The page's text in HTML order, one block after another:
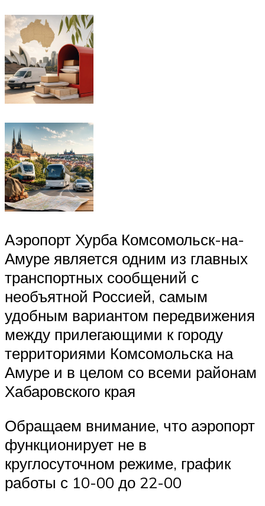
Аэропорт Хурба Комсомольск-на-
Амуре является одним из главных
транспортных сообщений с
необъятной Россией, самым
удобным вариантом передвижения
между прилегающими к городу
территориями Комсомольска на
Амуре и в целом со всеми районам
Хабаровского края
Обращаем внимание, что аэропорт
функционирует не в
круглосуточном режиме, график
работы с 10-00 до 22-00